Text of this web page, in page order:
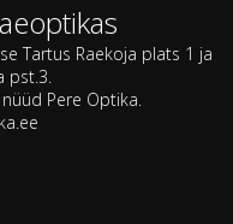
Tartus Raekoja plats 1 ja
pst.3.
Pere Optika.